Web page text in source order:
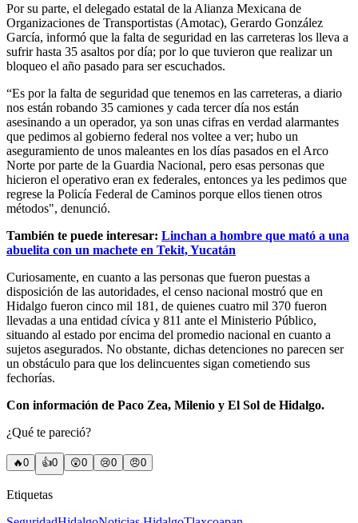
Por su parte, el delegado estatal de la Alianza Mexicana de
Organizaciones de Transportistas (Amotac), Gerardo González
García, informó que la falta de seguridad en las carreteras los lleva a
sufrir hasta 35 asaltos por día; por lo que tuvieron que realizar un
bloqueo el año pasado para ser escuchados.
“Es por la falta de seguridad que tenemos en las carreteras, a diario
nos están robando 35 camiones y cada tercer día nos están
asesinando a un operador, ya son unas cifras en verdad alarmantes
que pedimos al gobierno federal nos voltee a ver; hubo un
aseguramiento de unos maleantes en los días pasados en el Arco
Norte por parte de la Guardia Nacional, pero esas personas que
hicieron el operativo eran ex federales, entonces ya les pedimos que
regrese la Policía Federal de Caminos porque ellos tienen otros
métodos", denunció.
También te puede interesar: Linchan a hombre que mató a una
abuelita con un machete en Tekit, Yucatán
Curiosamente, en cuanto a las personas que fueron puestas a
disposición de las autoridades, el censo nacional mostró que en
Hidalgo fueron cinco mil 181, de quienes cuatro mil 370 fueron
llevadas a una entidad cívica y 811 ante el Ministerio Público,
situando al estado por encima del promedio nacional en cuanto a
sujetos asegurados. No obstante, dichas detenciones no parecen ser
un obstáculo para que los delincuentes sigan cometiendo sus
fechorías.
Con información de Paco Zea, Milenio y El Sol de Hidalgo.
¿Qué te pareció?
🔥0 👍0 😲0 😢0 😠0
Etiquetas